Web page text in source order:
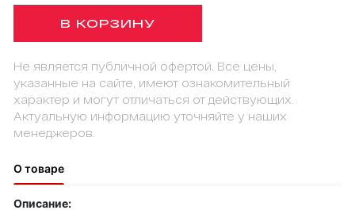
В КОРЗИНУ
Не является публичной офертой. Все цены,
указанные на сайте, имеют ознакомительный
характер и могут отличаться от действующих.
Актуальную информацию уточняйте у наших
менеджеров.
О товаре
Описание: